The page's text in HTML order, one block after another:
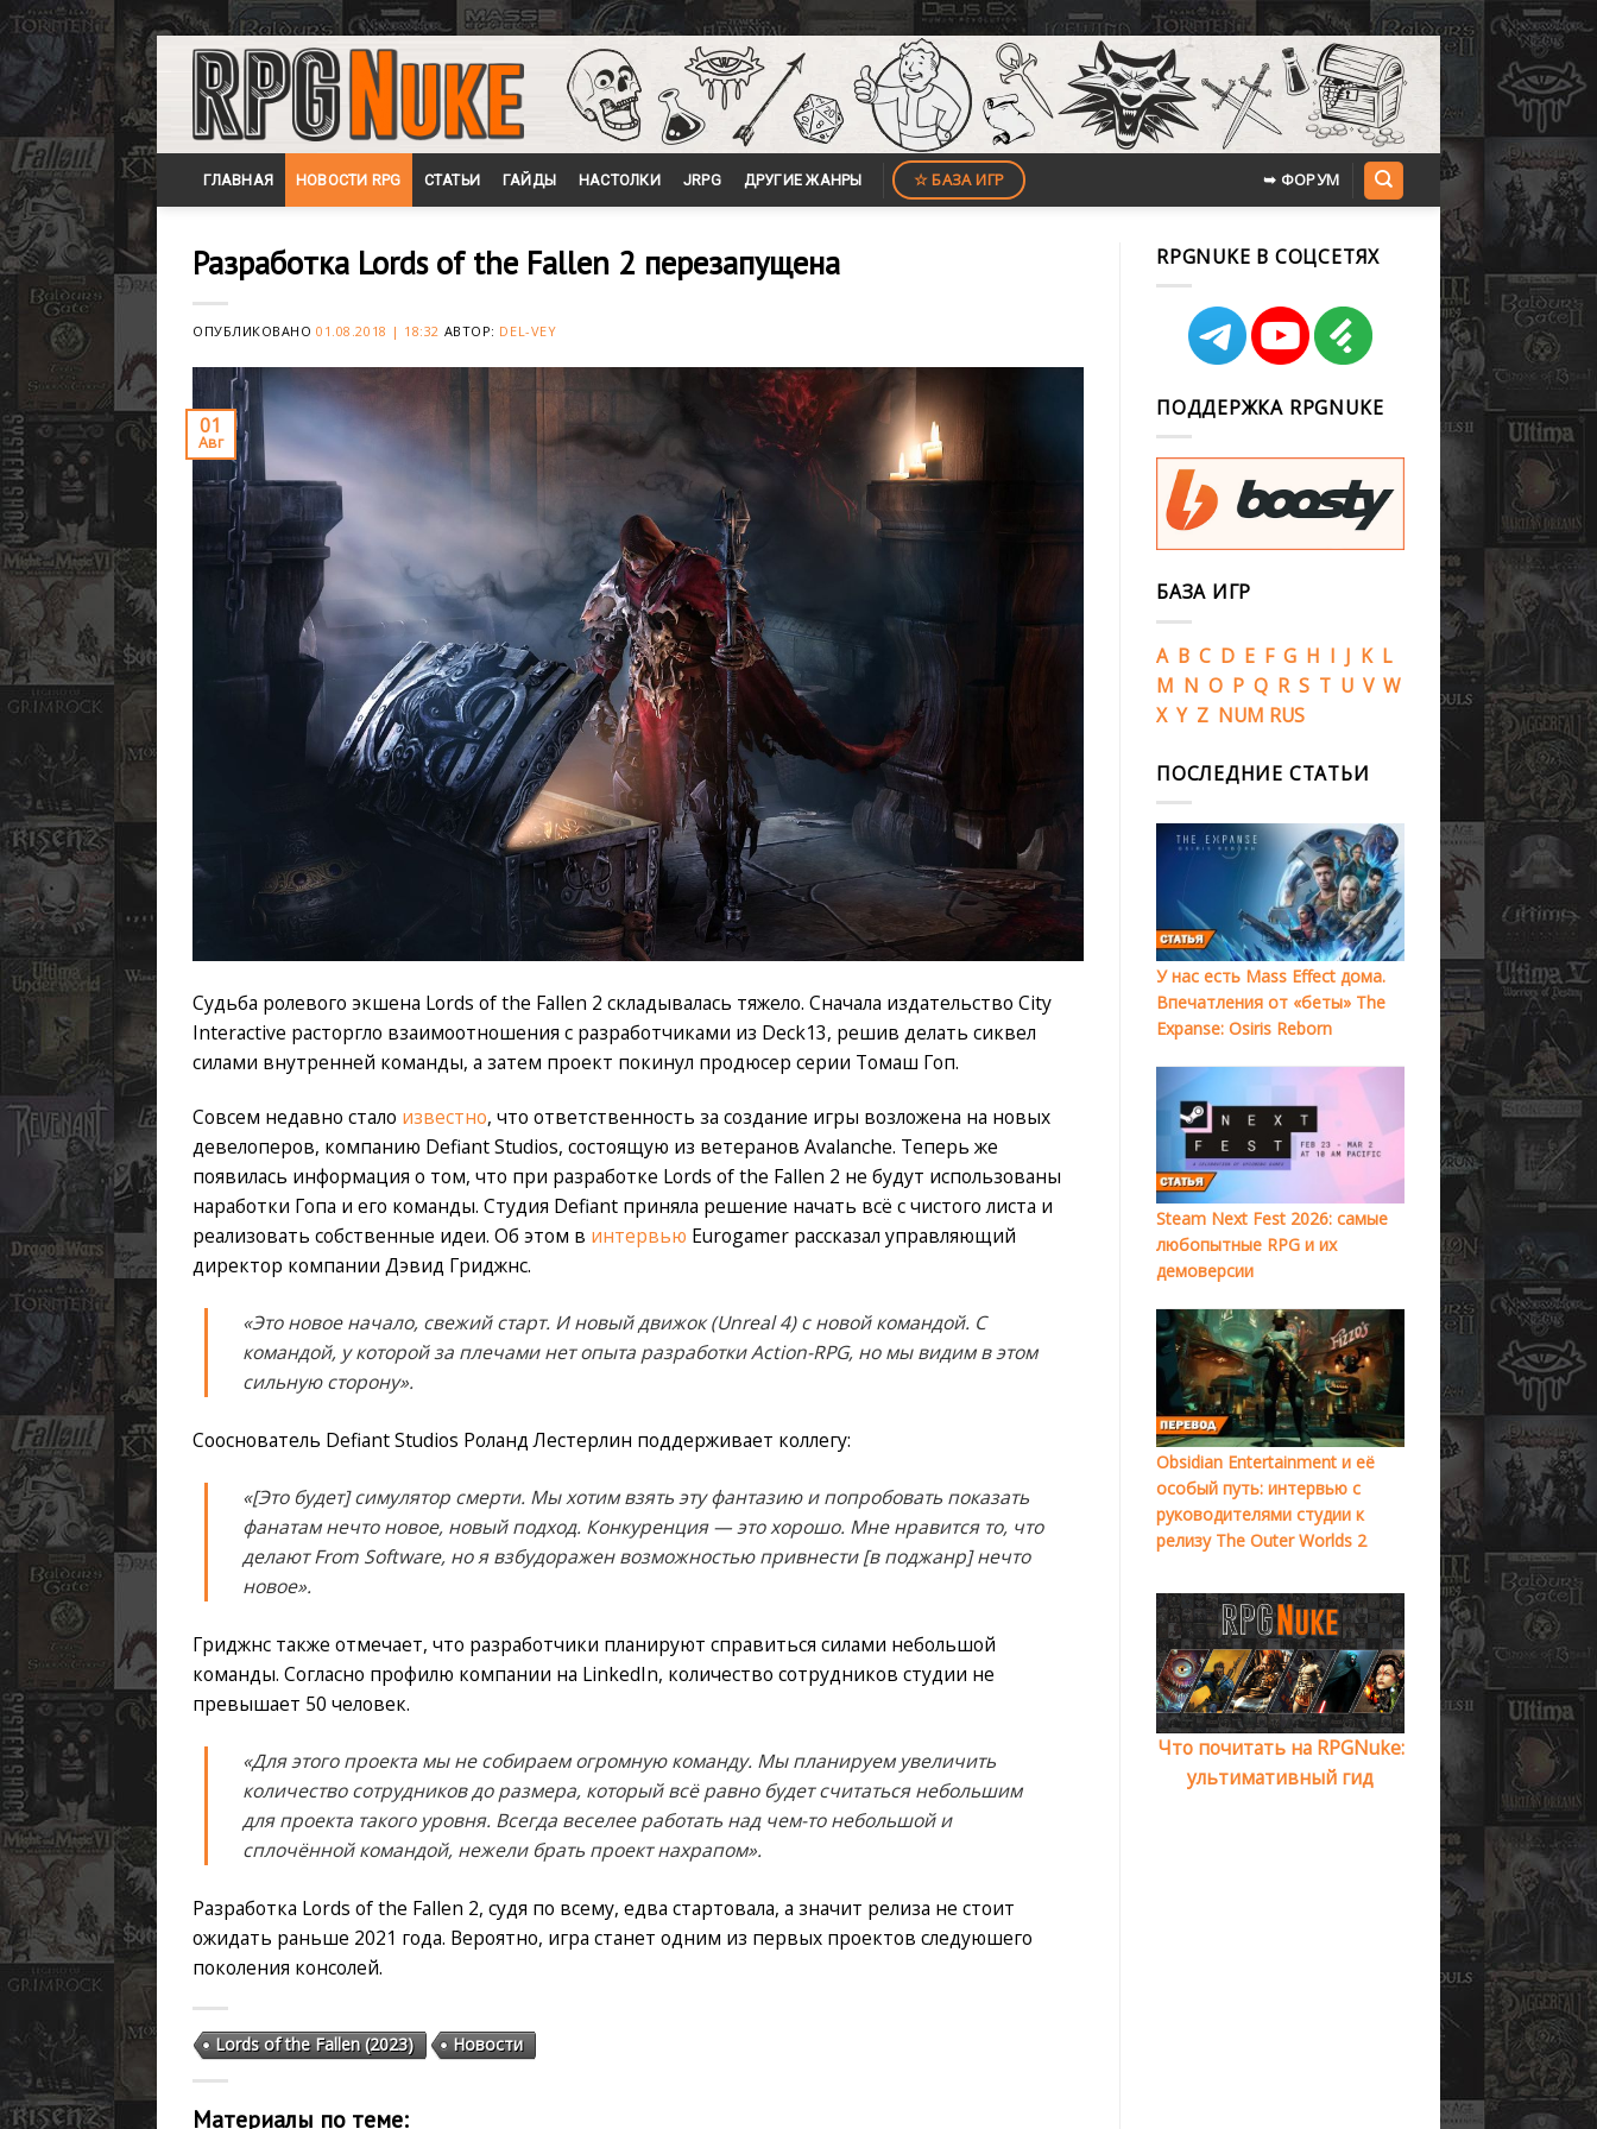
Skip
content
ГЛАВНАЯ НОВОСТИ RPG СТАТЬИ ГАЙДЫ НАСТОЛКИ JRPG ДРУГИЕ ЖАНРЫ ☆ БАЗА ИГР ➥ ФОРУМ
Разработка Lords of the Fallen 2 перезапущена
ОПУБЛИКОВАНО01.08.2018 | 18:32 АВТОР: DEL-VEY
01
Авг
Судьба ролевого экшена Lords of the Fallen 2 складывалась тяжело. Сначала издательство City
Interactive расторгло взаимоотношения с разработчиками из Deck13, решив делать сиквел
силами внутренней команды, а затем проект покинул продюсер серии Томаш Гоп.
Совсем недавно стало известно, что ответственность за создание игры возложена на новых
девелоперов, компанию Defiant Studios, состоящую из ветеранов Avalanche. Теперь же
появилась информация о том, что при разработке Lords of the Fallen 2 не будут использованы
наработки Гопа и его команды. Студия Defiant приняла решение начать всё с чистого листа и
реализовать собственные идеи. Об этом в интервью Eurogamer рассказал управляющий
директор компании Дэвид Гриджнс.
«Это новое начало, свежий старт. И новый движок (Unreal 4) с новой командой. С
командой, у которой за плечами нет опыта разработки Action-RPG, но мы видим в этом
сильную сторону».
Сооснователь Defiant Studios Роланд Лестерлин поддерживает коллегу:
«[Это будет] симулятор смерти. Мы хотим взять эту фантазию и попробовать показать
фанатам нечто новое, новый подход. Конкуренция — это хорошо. Мне нравится то, что
делают From Software, но я взбудоражен возможностью привнести [в поджанр] нечто
новое».
Гриджнс также отмечает, что разработчики планируют справиться силами небольшой
команды. Согласно профилю компании на LinkedIn, количество сотрудников студии не
превышает 50 человек.
«Для этого проекта мы не собираем огромную команду. Мы планируем увеличить
количество сотрудников до размера, который всё равно будет считаться небольшим
для проекта такого уровня. Всегда веселее работать над чем-то небольшой и
сплочённой командой, нежели брать проект нахрапом».
Разработка Lords of the Fallen 2, судя по всему, едва стартовала, а значит релиза не стоит
ожидать раньше 2021 года. Вероятно, игра станет одним из первых проектов следуюшего
поколения консолей.
Lords of the Fallen (2023) Новости
Материалы по теме:
RPGNUKE В СОЦСЕТЯХ
ПОДДЕРЖКА RPGNUKE
БАЗА ИГР
A B C D E F G H I J K L
M N O P Q R S T U V W
X Y Z NUM RUS
ПОСЛЕДНИЕ СТАТЬИ
У нас есть Mass Effect дома.
Впечатления от «беты» The
Expanse: Osiris Reborn
Steam Next Fest 2026: самые
любопытные RPG и их
демоверсии
Obsidian Entertainment и её
особый путь: интервью с
руководителями студии к
релизу The Outer Worlds 2
Что почитать на RPGNuke:
ультимативный гид